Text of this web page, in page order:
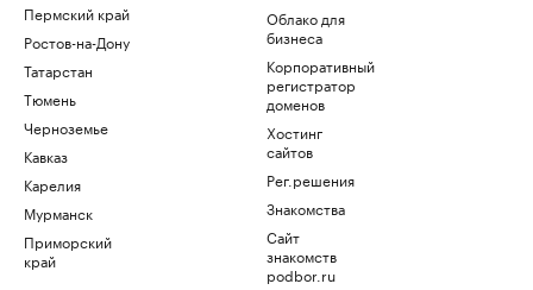
Пермский край
Ростов-на-Дону
Татарстан
Тюмень
Черноземье
Кавказ
Карелия
Мурманск
Приморский
край
Облако для
бизнеса
Корпоративный
регистратор
доменов
Хостинг
сайтов
Рег.решения
Знакомства
Сайт
знакомств
podbor.ru